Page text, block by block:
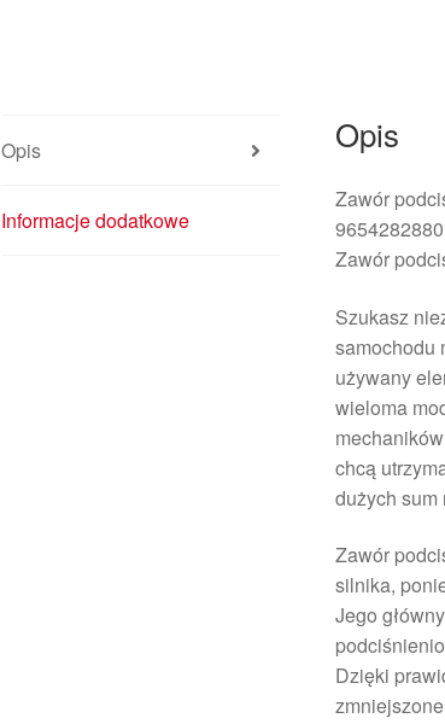
Opis
Informacje dodatkowe
Opis
Zawór
9654282880
Zawór
Szukasz
samochodu
używany
wieloma
chcą
dużych sum
Zawór
silnika,
Jego
Dzięki